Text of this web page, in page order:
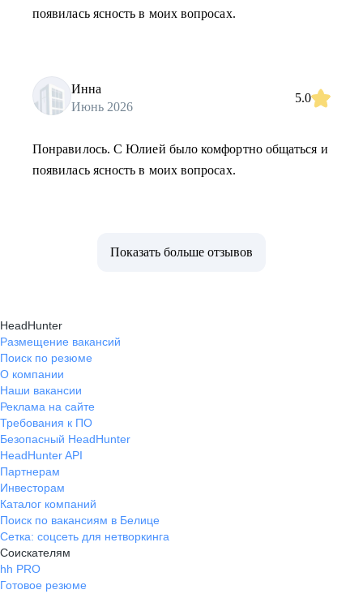
появилась ясность в моих вопросах.
Инна
Июнь 2026
5.0
Понравилось. С Юлией было комфортно общаться и
появилась ясность в моих вопросах.
Показать больше отзывов
HeadHunter
Размещение вакансий
Поиск по резюме
О компании
Наши вакансии
Реклама на сайте
Требования к ПО
Безопасный HeadHunter
HeadHunter API
Партнерам
Инвесторам
Каталог компаний
Поиск по вакансиям в Белице
Сетка: соцсеть для нетворкинга
Соискателям
hh PRO
Готовое резюме